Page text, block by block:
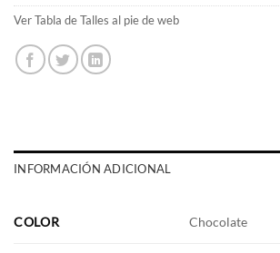
Ver Tabla de Talles al pie de web
INFORMACIÓN ADICIONAL
COLOR Chocolate